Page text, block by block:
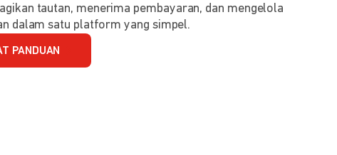
tautan, menerima pembayaran, dan mengelola
dalam satu platform yang simpel.
PANDUAN